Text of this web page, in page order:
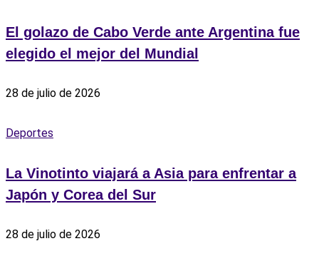
El golazo de Cabo Verde ante Argentina fue
elegido el mejor del Mundial
28 de julio de 2026
Deportes
La Vinotinto viajará a Asia para enfrentar a
Japón y Corea del Sur
28 de julio de 2026